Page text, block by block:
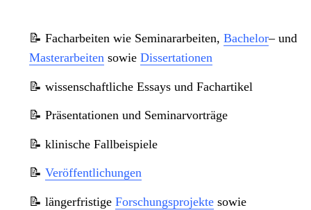
📝 Facharbeiten wie Seminararbeiten,Bachelor– und
Masterarbeiten sowieDissertationen
📝 wissenschaftliche Essays und Fachartikel
📝 Präsentationen und Seminarvorträge
📝 klinische Fallbeispiele
📝Veröffentlichungen
📝 längerfristigeForschungsprojekte sowie